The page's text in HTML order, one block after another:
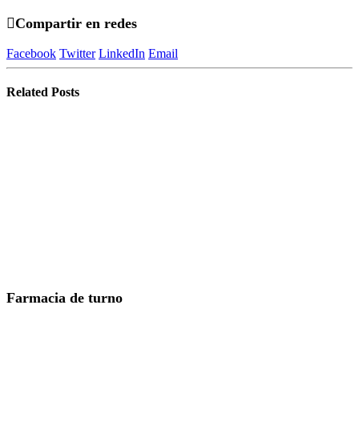
Compartir en redes
Facebook Twitter LinkedIn Email
Related Posts
Farmacia de turno